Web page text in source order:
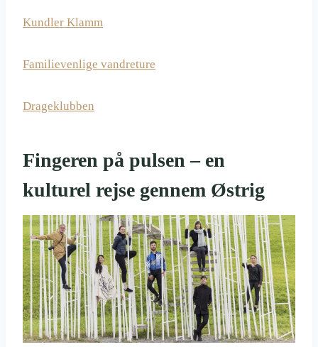
Kundler Klamm
Familievenlige vandreture
Drageklubben
Fingeren på pulsen – en
kulturel rejse gennem Østrig